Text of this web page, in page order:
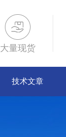
大量现货
技术文章